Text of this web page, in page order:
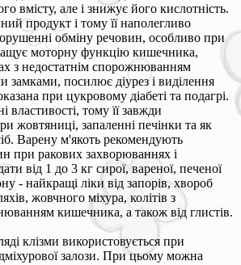
вмісту, але і знижує його кислотність.
продукт і тому її наполегливо
обміну речовин, особливо при
моторну функцію кишечника,
з недостатнім спорожнюванням
посилює діурез і виділення
при цукровому діабеті та подагрі.
властивості, тому її завжди
жовтяниці, запаленні печінки та як
Варену м'якоть рекомендують
при ракових захворюваннях і
від 1 до 3 кг сирої, вареної, печеної
- найкращі ліки від запорів, хвороб
жовчного міхура, колітів з
кишечника, а також від глистів.
клізми використовується при
залози. При цьому можна